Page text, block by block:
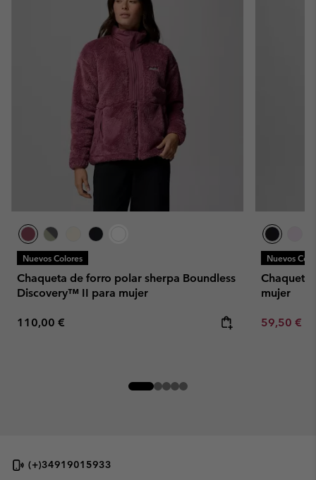
Nuevos Colores
Chaqueta de forro polar sherpa Boundless
Discovery™ II para mujer
Regular price:
110,00 €
Nuevos
Chaqueta
mujer
Minimum
59,50 €
(+)34919015933